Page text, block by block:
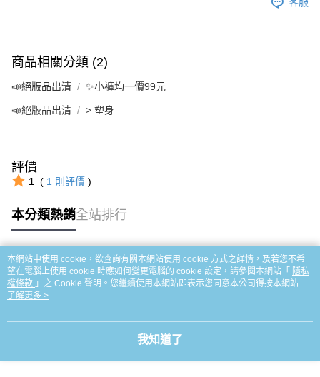
商品相關分類 (2)
📣絕版品出清 ✨小褲均一價99元
📣絕版品出清 > 塑身
評價
1 ( 1 則評價 )
本分類熱銷全站排行
熱門標籤
本網站中使用 cookie，欲查詢有關本網站使用 cookie 方式之詳情，及若您不希
望在電腦上使用 cookie 時應如何變更電腦的 cookie 設定，請參閱本網站「 隱私
權條款 」之 Cookie 聲明。您繼續使用本網站即表示您同意本公司得按本網站使
用條款之 Cookie 聲明使用 cookie。
了解更多 >
我知道了